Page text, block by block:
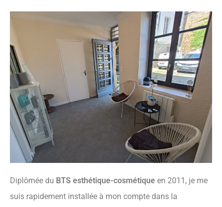
Diplômée du BTS esthétique-cosmétique en 2011, je me
suis rapidement installée à mon compte dans la